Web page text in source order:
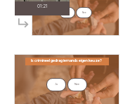
01:21
Nee
Is crimineel gedrag iemands eigen keuze?
Is crimineel gedrag iemands eigen keuze?
Ja Nee